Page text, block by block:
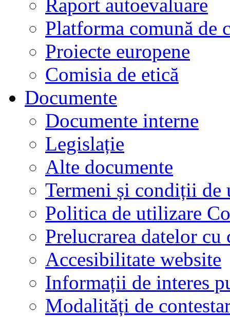
Raport autoevaluare
Platforma comună de
Proiecte europene
Comisia de etică
Documente
Documente interne
Legislație
Alte documente
Termeni și condiții de
Politica de utilizare
Prelucrarea datelor cu
Accesibilitate website
Informații de interes
Modalități de